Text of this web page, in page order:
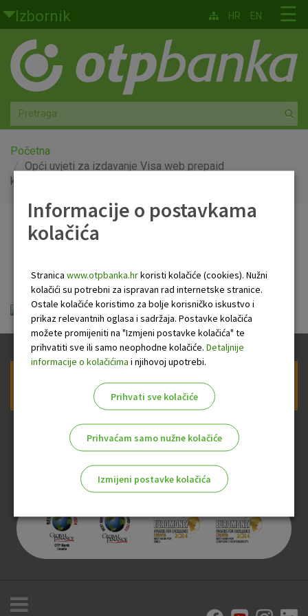
Skoči na glavni sadržaj
Izbornik
Građani
Privatno bankarstvo
Agro
Mala poduzeća i obrtnici
Srednja i velika poduzeća
Globalna tržišta
O nama
☰
HR EN
Početna
Opći uvjeti za izdavanje Visa web prepaid
kartice
Opći uvjeti za izdavanje
Visa web prepaid kartice
ou-visa-classic-web-prepaid.pdf
Prijava na newsletter OTP banke
Informacije o postavkama
kolačića
Stranica www.otpbanka.hrkoristi kolačiće (cookies). Nužni
kolačići su potrebni za ispravan rad internetske stranice.
Ostale kolačiće koristimo za bolje korisničko iskustvo i
prikaz relevantnih oglasa i sadržaja. Postavke kolačića
možete promijeniti na "Izmjeni postavke kolačića" te
prihvatiti sve ili samo neophodne kolačiće. Detaljnije
informacije o kolačićima i njihovoj upotrebi.
Prihvati sve kolačiće
Prihvaćam samo nužne kolačiće
Izmijeni postavke kolačića